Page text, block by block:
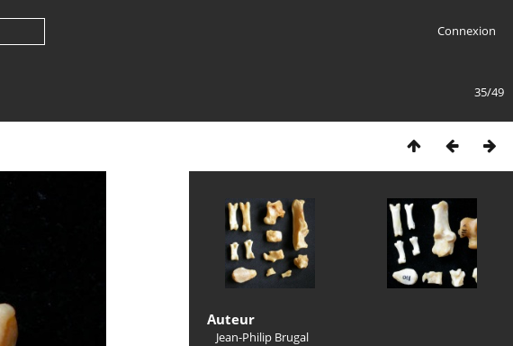
Connexion
35/49
Auteur
Jean-Philip Brugal